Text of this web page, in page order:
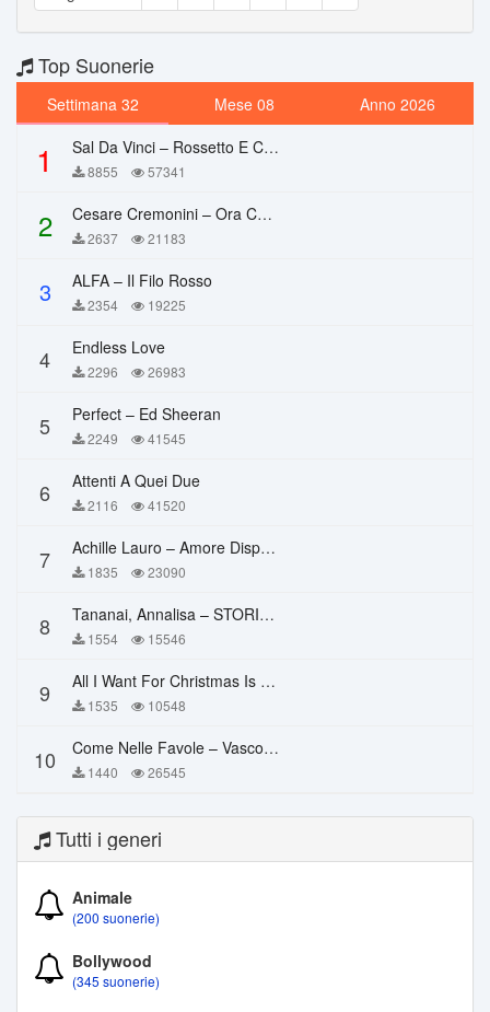
Top Suonerie
Settimana 32 Mese 08 Anno 2026
1 Sal Da Vinci – Rossetto E Caffè
8855 57341
2 Cesare Cremonini – Ora Che Non Ho Più Te
2637 21183
3 ALFA – Il Filo Rosso
2354 19225
4 Endless Love
2296 26983
5 Perfect – Ed Sheeran
2249 41545
6 Attenti A Quei Due
2116 41520
7 Achille Lauro – Amore Disperato
1835 23090
8 Tananai, Annalisa – STORIE BREVI
1554 15546
9 All I Want For Christmas Is You – Mariah Carey
1535 10548
10 Come Nelle Favole – Vasco Rossi
1440 26545
Tutti i generi
Animale
(200 suonerie)
Bollywood
(345 suonerie)